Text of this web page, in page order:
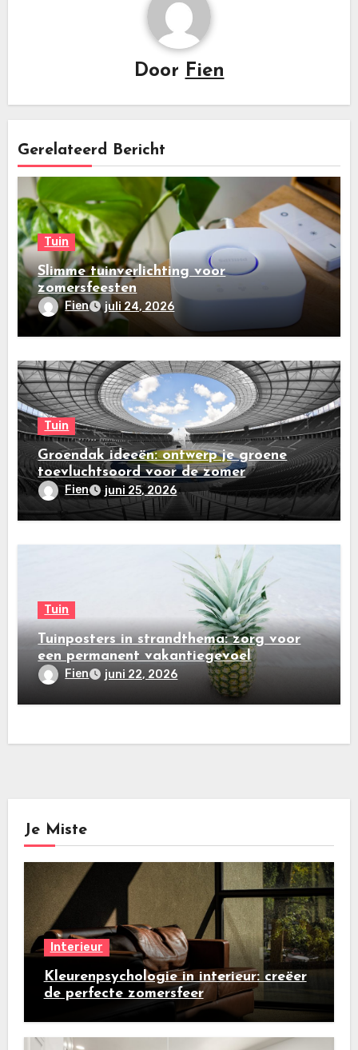
Door Fien
Gerelateerd Bericht
Tuin
Slimme tuinverlichting voor
zomersfeesten
Fien juli 24, 2026
Tuin
Groendak ideeën: ontwerp je groene
toevluchtsoord voor de zomer
Fien juni 25, 2026
Tuin
Tuinposters in strandthema: zorg voor
een permanent vakantiegevoel
Fien juni 22, 2026
Je Miste
Interieur
Kleurenpsychologie in interieur: creëer
de perfecte zomersfeer